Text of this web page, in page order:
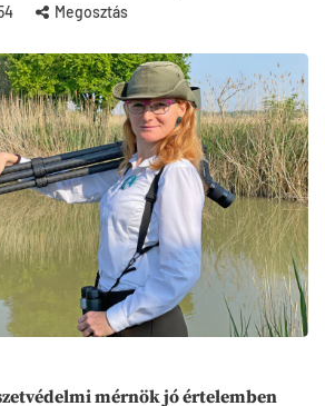
Megosztás
mérnök jó értelemben